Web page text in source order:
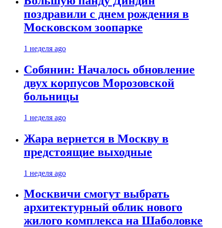
поздравили с днем рождения в
Московском зоопарке
1 неделя ago
Собянин: Началось обновление
двух корпусов Морозовской
больницы
1 неделя ago
Жара вернется в Москву в
предстоящие выходные
1 неделя ago
Москвичи смогут выбрать
архитектурный облик нового
жилого комплекса на Шаболовке